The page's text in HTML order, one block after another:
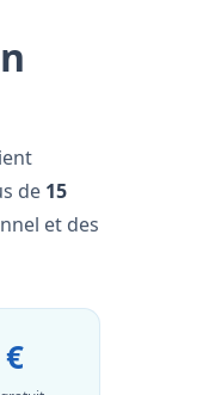
de 15
et des